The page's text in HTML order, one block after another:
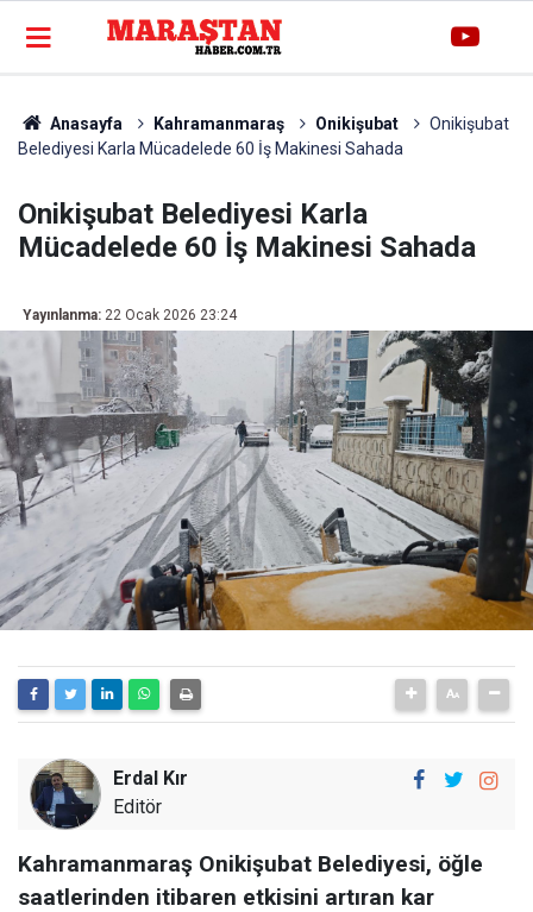
Anasayfa Kahramanmaraş Onikişubat
Onikişubat
Belediyesi Karla Mücadelede 60 İş Makinesi Sahada
Onikişubat Belediyesi Karla
Mücadelede 60 İş Makinesi Sahada
Yayınlanma: 22 Ocak 2026 23:24
Erdal Kır
Editör
Kahramanmaraş Onikişubat Belediyesi, öğle
saatlerinden itibaren etkisini artıran kar